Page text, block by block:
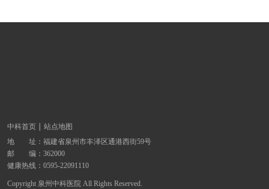
中科首页
站点地图
地 址： 福建省泉州市丰泽区通港西街59号
邮 编：362000
健康热线： 0595-22091110
Copyright 泉州中科医院 All Rights Reserved.